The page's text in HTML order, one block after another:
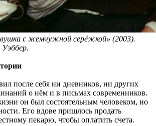
с жемчужной серёжкой» (2003).
после себя ни дневников, ни других
о нём и в письмах современников.
он был состоятельным человеком, но
Его вдове пришлось продать
пекарю, чтобы оплатить счета.